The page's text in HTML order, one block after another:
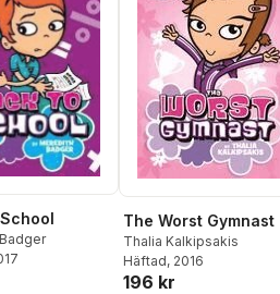
The Worst Gymnast
Thalia Kalkipsakis
Häftad, 2016
196 kr